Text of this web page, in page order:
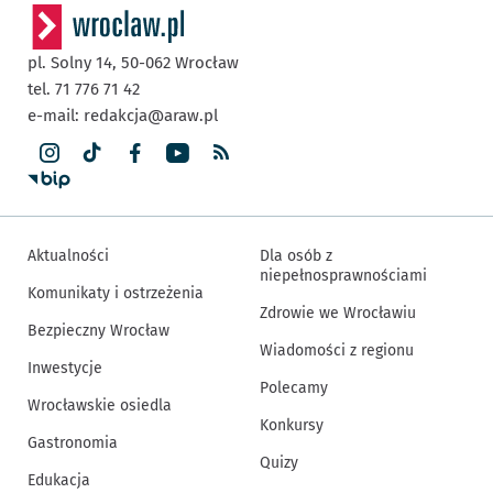
pl. Solny 14, 50-062 Wrocław
tel. 71 776 71 42
e-mail: redakcja@araw.pl
Aktualności
Komunikaty i ostrzeżenia
Bezpieczny Wrocław
Inwestycje
Wrocławskie osiedla
Gastronomia
Edukacja
Dla osób z
niepełnosprawnościami
Zdrowie we Wrocławiu
Wiadomości z regionu
Polecamy
Konkursy
Quizy